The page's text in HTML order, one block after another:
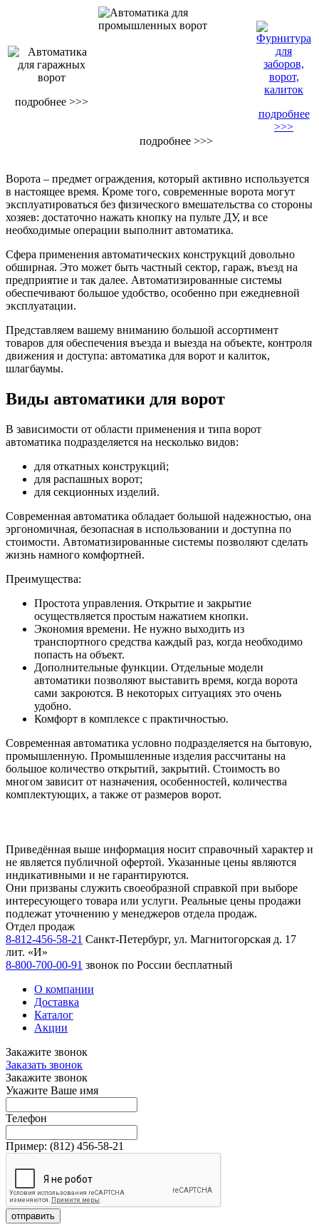
подробнее >>>
подробнее >>>
подробнее
>>>
Ворота – предмет ограждения, который активно используется
в настоящее время. Кроме того, современные ворота могут
эксплуатироваться без физического вмешательства со стороны
хозяев: достаточно нажать кнопку на пульте ДУ, и все
необходимые операции выполнит автоматика.
Сфера применения автоматических конструкций довольно
обширная. Это может быть частный сектор, гараж, въезд на
предприятие и так далее. Автоматизированные системы
обеспечивают большое удобство, особенно при ежедневной
эксплуатации.
Представляем вашему вниманию большой ассортимент
товаров для обеспечения въезда и выезда на объекте, контроля
движения и доступа: автоматика для ворот и калиток,
шлагбаумы.
Виды автоматики для ворот
В зависимости от области применения и типа ворот
автоматика подразделяется на несколько видов:
для откатных конструкций;
для распашных ворот;
для секционных изделий.
Современная автоматика обладает большой надежностью, она
эргономичная, безопасная в использовании и доступна по
стоимости. Автоматизированные системы позволяют сделать
жизнь намного комфортней.
Преимущества:
Простота управления. Открытие и закрытие
осуществляется простым нажатием кнопки.
Экономия времени. Не нужно выходить из
транспортного средства каждый раз, когда необходимо
попасть на объект.
Дополнительные функции. Отдельные модели
автоматики позволяют выставить время, когда ворота
сами закроются. В некоторых ситуациях это очень
удобно.
Комфорт в комплексе с практичностью.
Современная автоматика условно подразделяется на бытовую,
промышленную. Промышленные изделия рассчитаны на
большое количество открытий, закрытий. Стоимость во
многом зависит от назначения, особенностей, количества
комплектующих, а также от размеров ворот.
Приведённая выше информация носит справочный характер и
не является публичной офертой. Указанные цены являются
индикативными и не гарантируются.
Они призваны служить своеобразной справкой при выборе
интересующего товара или услуги. Реальные цены продажи
подлежат уточнению у менеджеров отдела продаж.
Отдел продаж
8-812-456-58-21 Санкт-Петербург, ул. Магнитогорская д. 17
лит. «И»
8-800-700-00-91 звонок по России бесплатный
О компании
Доставка
Каталог
Акции
Закажите звонок
Заказать звонок
Закажите звонок
Укажите Ваше имя
Телефон
Пример: (812) 456-58-21
отправить